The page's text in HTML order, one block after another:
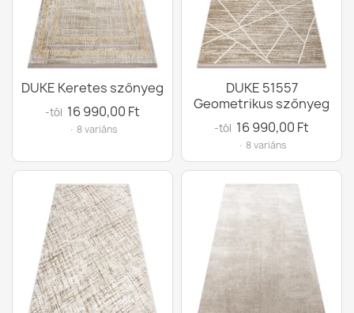
DUKE Keretes szőnyeg
-tól 16 990,00 Ft
· 8 variáns
DUKE 51557
Geometrikus szőnyeg
-tól 16 990,00 Ft
· 8 variáns